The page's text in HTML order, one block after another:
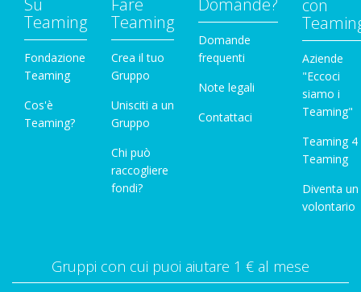
Su
Teaming
Fondazione
Teaming
Cos'è
Teaming?
Fare
Teaming
Crea il tuo
Gruppo
Unisciti a un
Gruppo
Chi può
raccogliere
fondi?
Domande?
Domande
frequenti
Note legali
Contattaci
con
Aziende
"Eccoci
siamo i
Teaming"
Teaming 4
Teaming
Diventa un
volontario
Gruppi con cui puoi aiutare 1 € al mese